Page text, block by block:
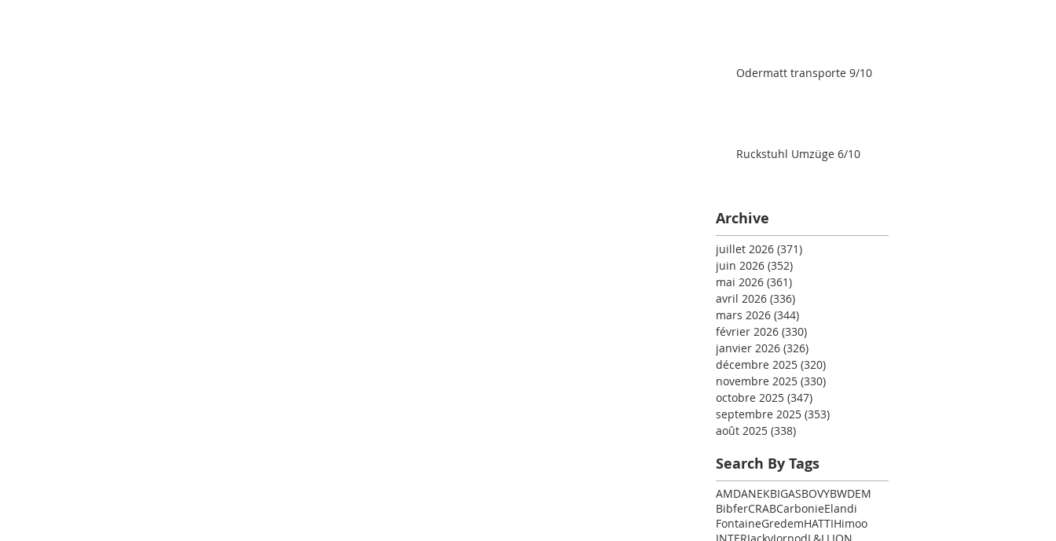
Odermatt transporte 9/10
Ruckstuhl Umzüge 6/10
Archive
juillet 2026 (371)
juin 2026 (352)
mai 2026 (361)
avril 2026 (336)
mars 2026 (344)
février 2026 (330)
janvier 2026 (326)
décembre 2025 (320)
novembre 2025 (330)
octobre 2025 (347)
septembre 2025 (353)
août 2025 (338)
Search By Tags
AMDANEKBIGASBOVYBWDEM
BibferCRABCarbonieElandi
FontaineGredemHATTIHimoo